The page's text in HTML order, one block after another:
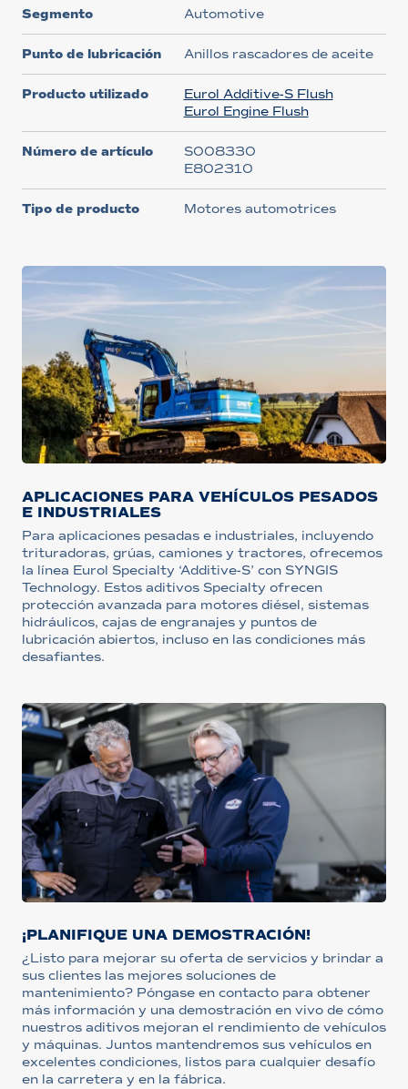
Segmento Automotive
Punto de lubricación Anillos rascadores de aceite
Producto utilizado
Eurol Additive-S Flush
Eurol Engine Flush
Número de artículo
S008330
E802310
Tipo de producto Motores automotrices
APLICACIONES PARA VEHÍCULOS PESADOS
E INDUSTRIALES
Para aplicaciones pesadas e industriales, incluyendo
trituradoras, grúas, camiones y tractores, ofrecemos
la línea Eurol Specialty ‘Additive-S’ con SYNGIS
Technology. Estos aditivos Specialty ofrecen
protección avanzada para motores diésel, sistemas
hidráulicos, cajas de engranajes y puntos de
lubricación abiertos, incluso en las condiciones más
desafiantes.
¡PLANIFIQUE UNA DEMOSTRACIÓN!
¿Listo para mejorar su oferta de servicios y brindar a
sus clientes las mejores soluciones de
mantenimiento? Póngase en contacto para obtener
más información y una demostración en vivo de cómo
nuestros aditivos mejoran el rendimiento de vehículos
y máquinas. Juntos mantendremos sus vehículos en
excelentes condiciones, listos para cualquier desafío
en la carretera y en la fábrica.